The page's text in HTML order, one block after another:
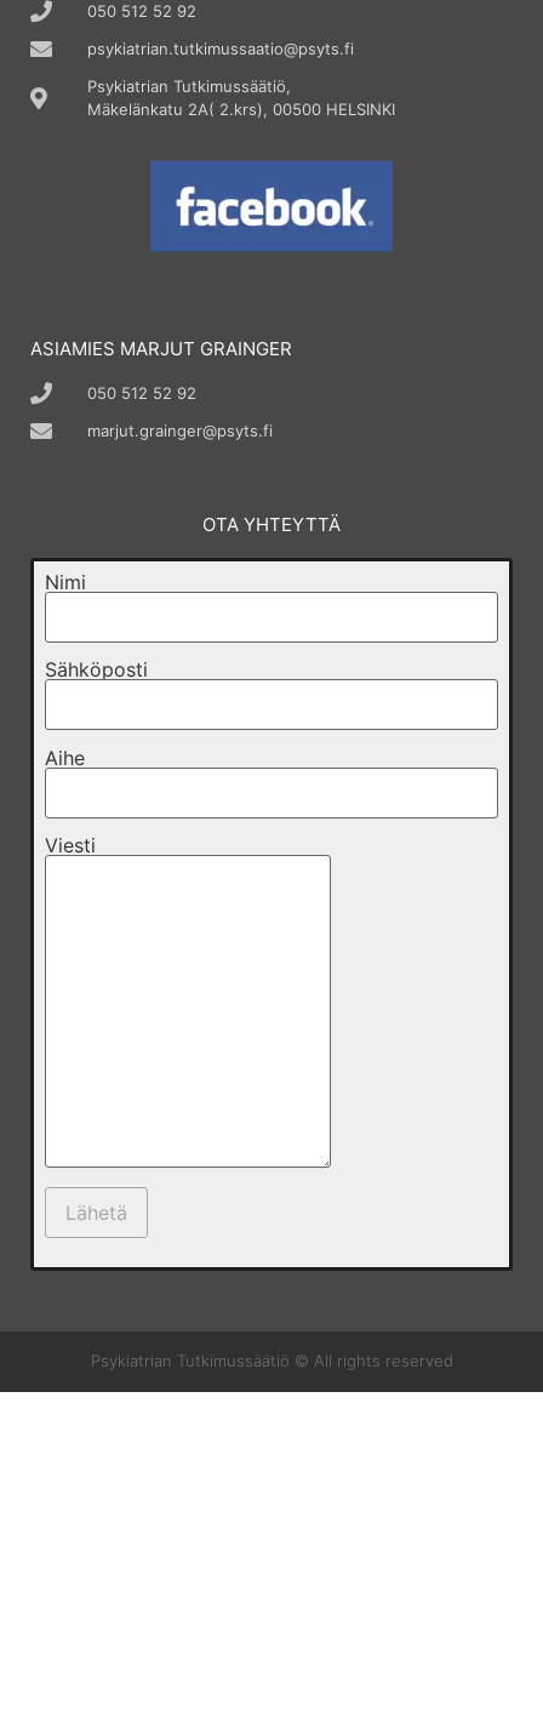
050 512 52 92
psykiatrian.tutkimussaatio@psyts.fi
Psykiatrian Tutkimussäätiö,
Mäkelänkatu 2A( 2.krs), 00500 HELSINKI
ASIAMIES MARJUT GRAINGER
050 512 52 92
marjut.grainger@psyts.fi
OTA YHTEYTTÄ
Nimi
Sähköposti
Aihe
Viesti
Psykiatrian Tutkimussäätiö © All rights reserved